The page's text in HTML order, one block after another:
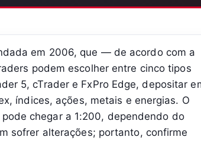
em 2006, que — de acordo com a
podem escolher entre cinco tipos
5, cTrader e FxPro Edge, depositar
índices, ações, metais e energias. O
chegar a 1:200, dependendo do
sofrer alterações; portanto, confirme